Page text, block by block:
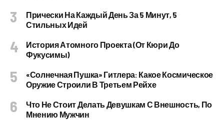
Прически На Каждый День За 5 Минут, 5
Стильных Идей
История Атомного Проекта (от Кюри До
Фукусимы)
«Солнечная Пушка» Гитлера: Какое Космическое
Оружие Строили В Третьем Рейхе
Что Не Стоит Делать Девушкам С Внешность, По
Мнению Мужчин